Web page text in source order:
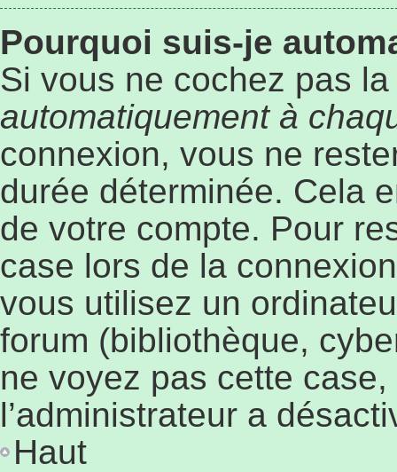
Pourquoi suis-je
Si vous ne cochez pas
automatiquement à
connexion, vous ne
durée déterminée. Cela
de votre compte. Pour
case lors de la
vous utilisez un
forum (bibliothèque,
ne voyez pas cette
l’administrateur a
Haut